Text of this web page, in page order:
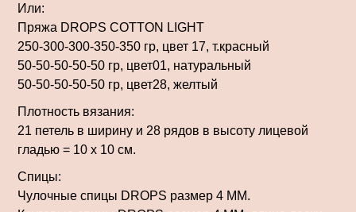
Или:
Пряжа DROPS COTTON LIGHT
250-300-300-350-350 гр, цвет 17, т.красный
50-50-50-50-50 гр, цвет01, натуральный
50-50-50-50-50 гр, цвет28, желтый
Плотность вязания:
21 петель в ширину и 28 рядов в высоту лицевой
гладью = 10 x 10 см.
Спицы:
Чулочные спицы DROPS размер 4 MM.